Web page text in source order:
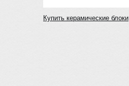
Купить керамические блоки